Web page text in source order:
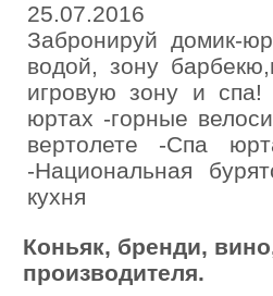
25.07.2016
Забронируй домик-
водой, зону
игровую зону и
юртах -горные
вертолете -Спа
-Национальная
кухня
Коньяк, бренди,
производителя.